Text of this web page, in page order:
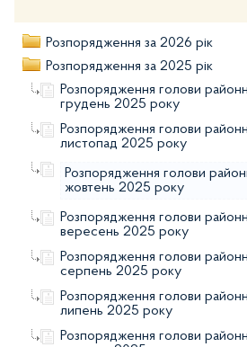
Розпорядження за 2026 рік
Розпорядження за 2025 рік
Розпорядження голови
грудень 2025 року
Розпорядження голови
листопад 2025 року
Розпорядження голови
жовтень 2025 року
Розпорядження голови
вересень 2025 року
Розпорядження голови
серпень 2025 року
Розпорядження голови
липень 2025 року
Розпорядження голови